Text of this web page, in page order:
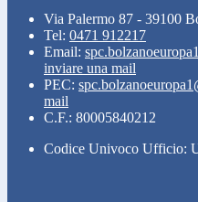
Via Palermo 87 - 39100
Tel: 0471 912217
Email:
inviare una mail
PEC:
mail
C.F.: 80005840212
Codice Univoco Ufficio: